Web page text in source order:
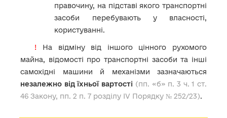
правочину, на підставі якого транспортні
засоби перебувають у власності,
користуванні.
! На відміну від іншого цінного рухомого
майна, відомості про транспортні засоби та інші
самохідні машини й механізми зазначаються
незалежно від їхньої вартості (пп. «б» п. 3 ч. 1 ст.
46 Закону, пп. 2 п. 7 розділу IV Порядку № 252/23).